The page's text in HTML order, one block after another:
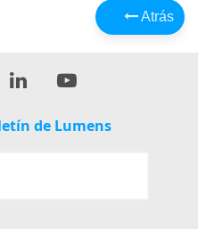
Atrás
de Lumens